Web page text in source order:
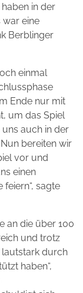
haben in der
war eine
Berblinger
einmal
Ende nur mit
um das Spiel
auch in der
bereiten wir
vor und
einen
sagte
an die über 100
und trotz
durch
haben“,